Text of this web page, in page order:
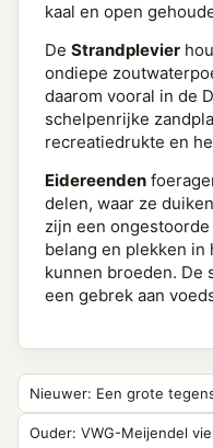
kaal en open
De Strandplevier
ondiepe
daarom vooral in de
schelpenrijke
recreatiedrukte en
Eidereenden
delen, waar ze
zijn een
belang en plekken in
kunnen broeden. De
een gebrek aan
Nieuwer: Een grote
Ouder: VWG-Meijendel